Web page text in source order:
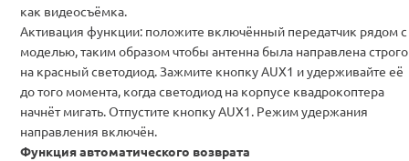
как видеосъёмка.
Активация функции: положите включённый передатчик рядом с
моделью, таким образом чтобы антенна была направлена строго
на красный светодиод. Зажмите кнопку AUX1 и удерживайте её
до того момента, когда светодиод на корпусе квадрокоптера
начнёт мигать. Отпустите кнопку AUX1. Режим удержания
направления включён.
Функция автоматического возврата